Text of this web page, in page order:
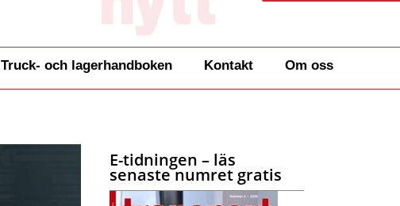
Truck- och lagerhandboken Kontakt Om oss
E-tidningen – läs
senaste numret gratis